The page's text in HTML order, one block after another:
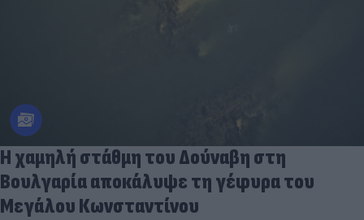
Η χαμηλή στάθμη του Δούναβη στη
Βουλγαρία αποκάλυψε τη γέφυρα του
Μεγάλου Κωνσταντίνου